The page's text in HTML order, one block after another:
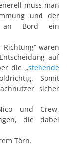
muss man
und der
an Bord ein
waren
auf
die „stehende
Somit
sicher
und Crew,
die dabei
Törn.